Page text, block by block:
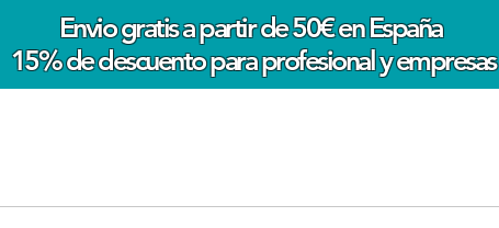
Envio gratis a partir de 50€ en España
15% de descuento para profesional y empresas